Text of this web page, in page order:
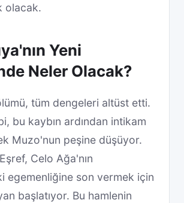
olacak.
Yeni
Neler Olacak?
tüm dengeleri altüst etti.
bu kaybın ardından intikam
Muzo'nun peşine düşüyor.
Celo Ağa'nın
egemenliğine son vermek için
başlatıyor. Bu hamlenin